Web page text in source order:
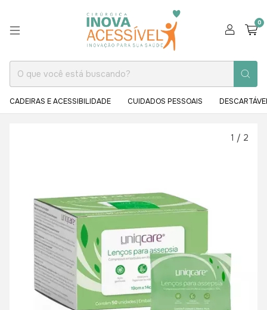
0
CADEIRAS E ACESSIBILIDADE CUIDADOS PESSOAIS
1 / 2